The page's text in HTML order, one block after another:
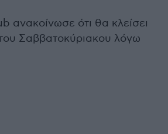
ανακοίνωσε ότι θα κλείσει
Σαββατοκύριακου λόγω